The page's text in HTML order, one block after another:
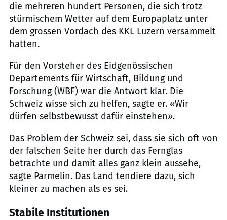
die mehreren hundert Personen, die sich trotz
stürmischem Wetter auf dem Europaplatz unter
dem grossen Vordach des KKL Luzern versammelt
hatten.
Für den Vorsteher des Eidgenössischen
Departements für Wirtschaft, Bildung und
Forschung (WBF) war die Antwort klar. Die
Schweiz wisse sich zu helfen, sagte er. «Wir
dürfen selbstbewusst dafür einstehen».
Das Problem der Schweiz sei, dass sie sich oft von
der falschen Seite her durch das Fernglas
betrachte und damit alles ganz klein aussehe,
sagte Parmelin. Das Land tendiere dazu, sich
kleiner zu machen als es sei.
Stabile Institutionen